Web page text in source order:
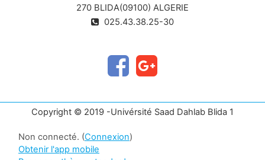
270 BLIDA(09100) ALGERIE
025.43.38.25-30
Copyright © 2019 -Univérsité Saad Dahlab Blida 1
Non connecté. (Connexion)
Obtenir l'app mobile